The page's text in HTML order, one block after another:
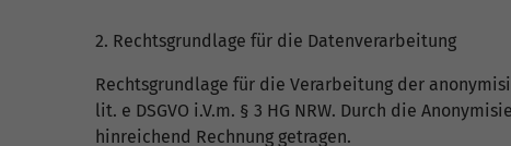
2. Rechtsgrundlage für die Datenverarbeitung
Rechtsgrundlage für die Verarbeitung der
lit. e DSGVO i.V.m. § 3 HG NRW. Durch die
hinreichend Rechnung getragen.